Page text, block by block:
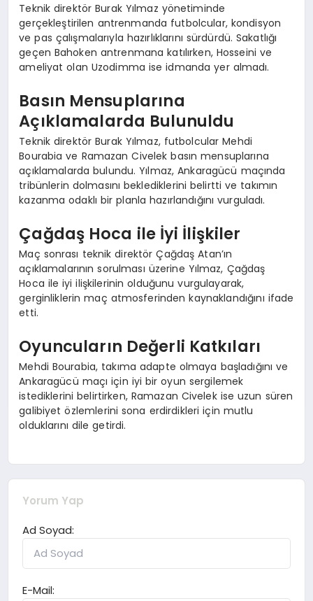
Teknik direktör Burak Yılmaz yönetiminde
gerçekleştirilen antrenmanda futbolcular, kondisyon
ve pas çalışmalarıyla hazırlıklarını sürdürdü. Sakatlığı
geçen Bahoken antrenmana katılırken, Hosseini ve
ameliyat olan Uzodimma ise idmanda yer almadı.
Basın Mensuplarına
Açıklamalarda Bulunuldu
Teknik direktör Burak Yılmaz, futbolcular Mehdi
Bourabia ve Ramazan Civelek basın mensuplarına
açıklamalarda bulundu. Yılmaz, Ankaragücü maçında
tribünlerin dolmasını beklediklerini belirtti ve takımın
kazanma odaklı bir planla hazırlandığını vurguladı.
Çağdaş Hoca ile İyi İlişkiler
Maç sonrası teknik direktör Çağdaş Atan’ın
açıklamalarının sorulması üzerine Yılmaz, Çağdaş
Hoca ile iyi ilişkilerinin olduğunu vurgulayarak,
gerginliklerin maç atmosferinden kaynaklandığını ifade
etti.
Oyuncuların Değerli Katkıları
Mehdi Bourabia, takıma adapte olmaya başladığını ve
Ankaragücü maçı için iyi bir oyun sergilemek
istediklerini belirtirken, Ramazan Civelek ise uzun süren
galibiyet özlemlerini sona erdirdikleri için mutlu
olduklarını dile getirdi.
Yorum Yap
Ad Soyad:
E-Mail: